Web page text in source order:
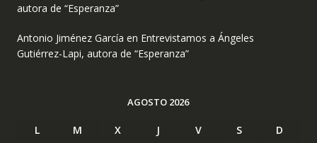
autora de “Esperanza”
Antonio Jiménez García en Entrevistamos a Ángeles
Gutiérrez-Lapi, autora de “Esperanza”
AGOSTO 2026
L M X J V S
D